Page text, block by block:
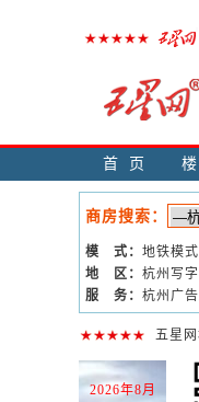
首页
商房搜索：
模 式： 地铁模式
地 区： 杭州写
服 务： 杭州广
五星
2026年8月